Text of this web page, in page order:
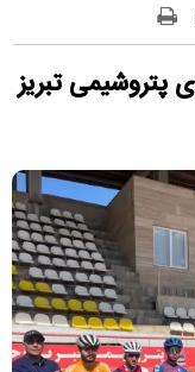
تبریز